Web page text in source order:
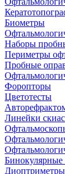
Биометры
Наборы
Периметры
Пробные
Форопторы
Цветотесты
Линейки
Бинокулярные